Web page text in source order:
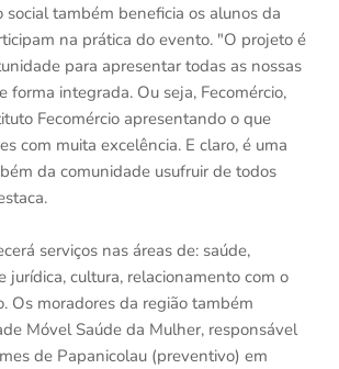
social também beneficia os alunos da
na prática do evento. "O projeto é
para apresentar todas as nossas
forma integrada. Ou seja, Fecomércio,
Fecomércio apresentando o que
com muita excelência. E claro, é uma
da comunidade usufruir de todos
serviços nas áreas de: saúde,
jurídica, cultura, relacionamento com o
Os moradores da região também
Móvel Saúde da Mulher, responsável
de Papanicolau (preventivo) em